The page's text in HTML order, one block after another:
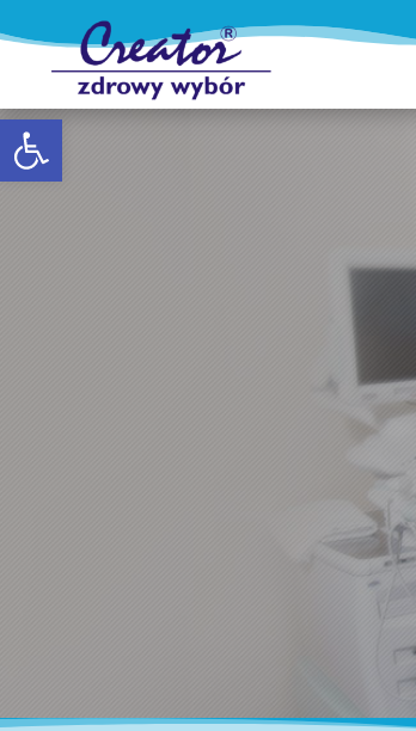
Otwórz pasek narzędzi